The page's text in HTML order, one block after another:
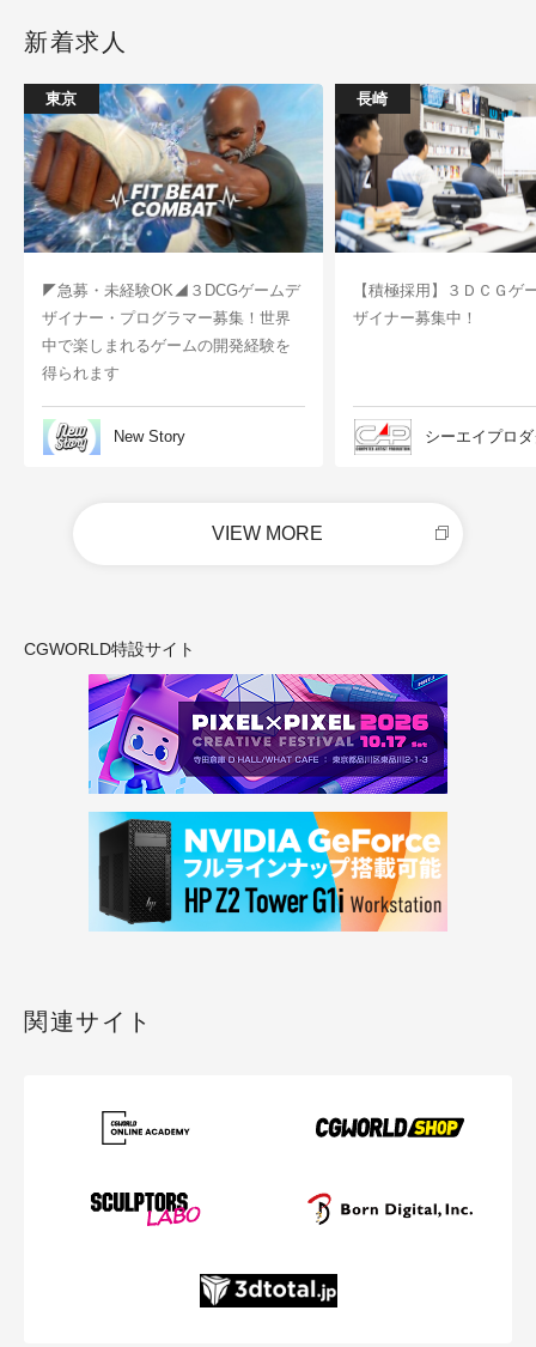
新着求人
東京
◤急募・未経験OK◢３DCGゲームデ
ザイナー・プログラマー募集！世界
中で楽しまれるゲームの開発経験を
得られます
New Story
長崎
【積極採用】３ＤＣＧゲ
ザイナー募集中！
シーエイプロ
VIEW MORE
CGWORLD特設サイト
関連サイト